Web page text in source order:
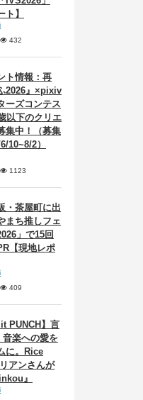
ト】
432
ト情報：再
2026』×pixiv
ーズコンテス
以下のクリエ
集中！（募集
10~8/2）
1123
・茶屋町に出
まち推しフェ
」で15回
【現地レポ
409
PUNCH】言
楽への愛を
に。Rice
アンさんが
』